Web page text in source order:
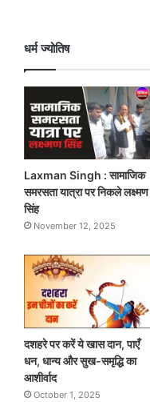
धर्म ज्योतिष
Laxman Singh : सामाजिक
समरसता यात्रा पर निकले लक्ष्मण
सिंह
November 12, 2025
दशहरे पर करें ये खास दान, पाएँ
धन, धान्य और सुख-समृद्धि का
आशीर्वाद
October 1, 2025